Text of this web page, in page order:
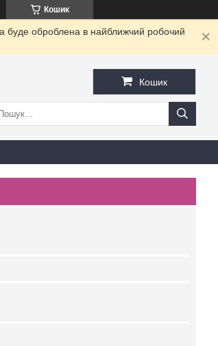
Кошик
буде оброблена в найближчий робочий
Кошик